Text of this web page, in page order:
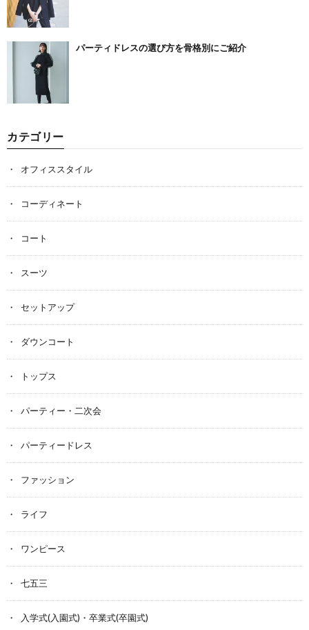
パーティドレスの選び方を骨格別にご紹介
カテゴリー
オフィススタイル
コーディネート
コート
スーツ
セットアップ
ダウンコート
トップス
パーティー・二次会
パーティードレス
ファッション
ライフ
ワンピース
七五三
入学式(入園式)・卒業式(卒園式)